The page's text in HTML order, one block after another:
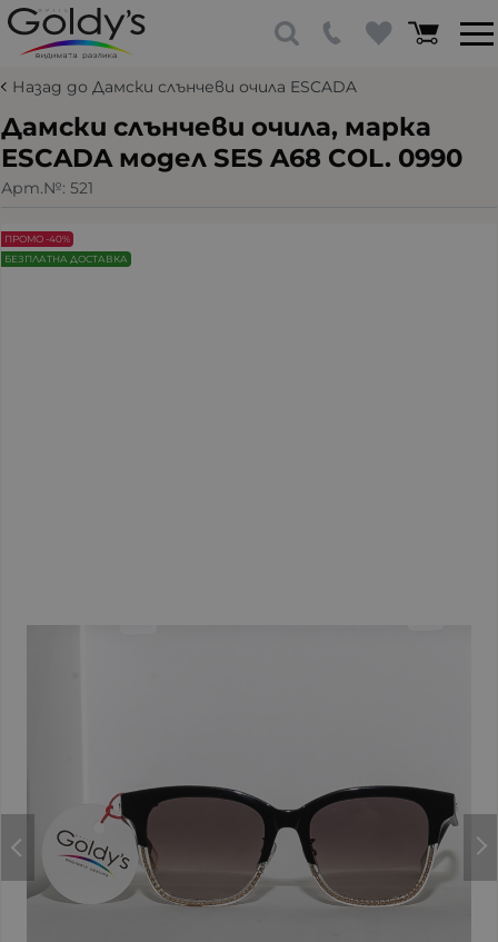
Назад до Дамски слънчеви очила ESCADA
Дамски слънчеви очила, марка
ESCADA модел SES A68 COL. 0990
Арт.№: 521
ПРОМО -40%
БЕЗПЛАТНА ДОСТАВКА